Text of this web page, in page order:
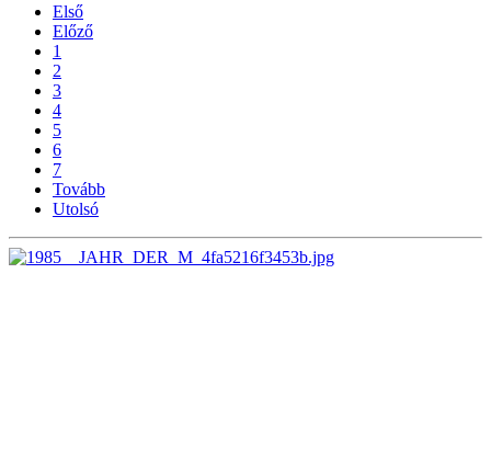
Első
Előző
1
2
3
4
5
6
7
Tovább
Utolsó